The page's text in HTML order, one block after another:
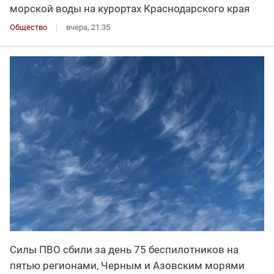
морской воды на курортах Краснодарского края
Общество вчера, 21:35
Силы ПВО сбили за день 75 беспилотников на
пятью регионами, Черным и Азовским морями